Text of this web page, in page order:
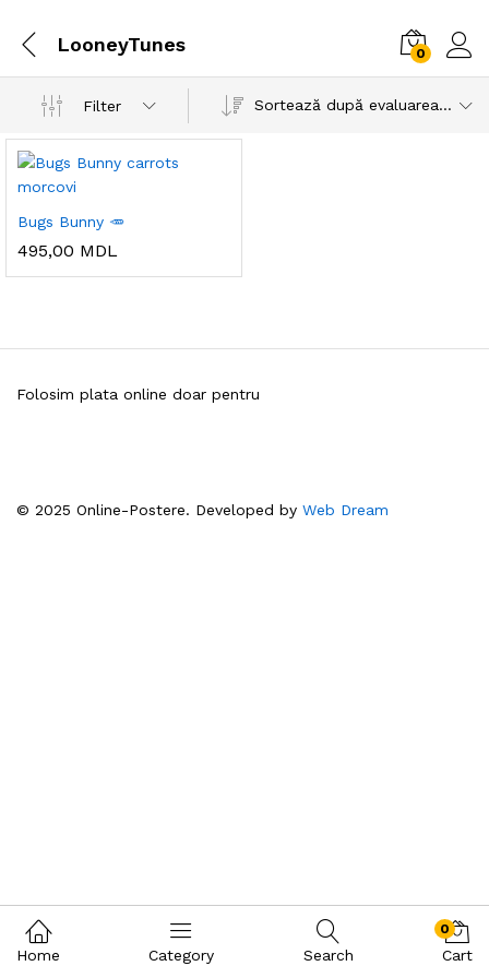
LooneyTunes 0
Filter Sortează după evaluarea medie
Bugs Bunny 🥕
495,00 MDL
© 2025 Online-Postere. Developed by Web Dream
Folosim plata online doar pentru
Home Category Search
0
Cart